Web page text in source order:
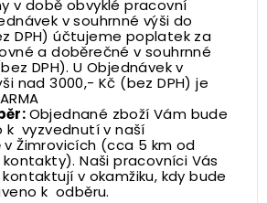
v době obvyklé pracovní
v souhrnné výši do
DPH) účtujeme poplatek za
a doběrečné v souhrnné
DPH). U Objednávek v
nad 3000,- Kč (bez DPH) je
Objednané zboží Vám bude
k vyzvednutí v naší
Žimrovicích (cca 5 km od
kontakty). Naši pracovníci Vás
v okamžiku, kdy bude
k odběru.